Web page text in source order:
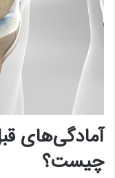
آمادگی‌های
چیست؟